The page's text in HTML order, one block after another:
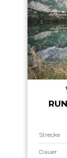
Strecke
Dauer